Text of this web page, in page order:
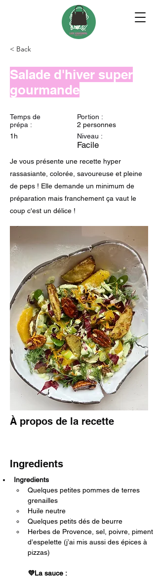
< Back
Salade d'hiver super
gourmande
Temps de
prépa :
1h
Portion :
2 personnes
Niveau :
Facile
Je vous présente une recette hyper
rassasiante, colorée, savoureuse et pleine
de peps ! Elle demande un minimum de
préparation mais franchement ça vaut le
coup c'est un délice !
À propos de la recette
Ingredients
Ingredients
Quelques petites pommes de terres
grenailles
Huile neutre
Quelques petits dés de beurre
Herbes de Provence, sel, poivre, piment
d’espelette (j’ai mis aussi des épices à
pizzas)
💜La sauce :